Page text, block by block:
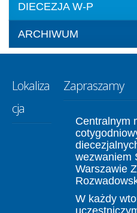
DIECEZJA W-P
ARCHIWUM
Lokaliza
cja
Zapraszamy
Centralnym
wezwaniem
Warszawie
W każdy